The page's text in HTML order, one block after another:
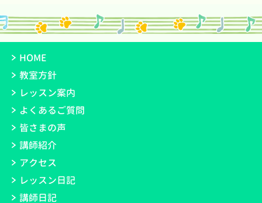
HOME
教室方針
レッスン案内
よくあるご質問
皆さまの声
講師紹介
アクセス
レッスン日記
講師日記